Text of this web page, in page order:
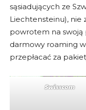
sąsiadujących ze
Liechtensteinu), nie
powrotem na swoją
darmowy roaming
przepłacać za
Swisscom